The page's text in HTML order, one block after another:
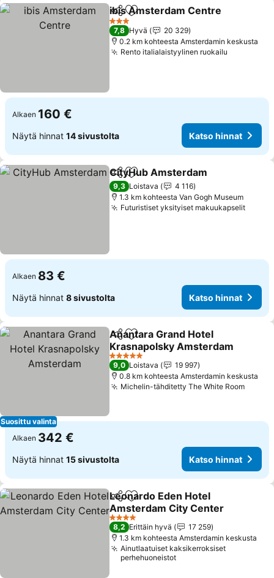
Jaa Lisää suosikkeihin
ibis Amsterdam Centre
3 Tähtiluokitus
7,8 Hyvä
20 329
0.2 km kohteesta Amsterdamin keskusta
Rento italialaistyylinen ruokailu
Alkaen 160 €
Näytä hinnat 14 sivustolta Katso hinnat
Jaa Lisää suosikkeihin
CityHub Amsterdam
9,3 Loistava
4 116
1.3 km kohteesta Van Gogh Museum
Futuristiset yksityiset makuukapselitKatso
Alkaen 83 €
Näytä hinnat 8 sivustolta Katso hinnat
Suosittu valinta
Jaa Lisää suosikkeihin
Anantara Grand Hotel
Krasnapolsky Amsterdam
Katso hinnat
5 Tähtiluokitus
9,0 Loistava
19 997
0.8 km kohteesta Amsterdamin keskusta
Michelin-tähditetty The White RoomKatso
Alkaen 342 €
Näytä hinnat 15 sivustolta Katso hinnat
Jaa Lisää suosikkeihin
Leonardo Eden Hotel
Amsterdam City Center
Katso hinnat
4 Tähtiluokitus
8,2 Erittäin hyvä
17 259
1.3 km kohteesta Amsterdamin keskusta
Ainutlaatuiset kaksikerroksiset
perhehuoneistot